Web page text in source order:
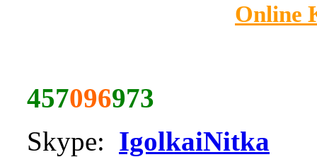
Online
457096973
Skype: IgolkaiNitka